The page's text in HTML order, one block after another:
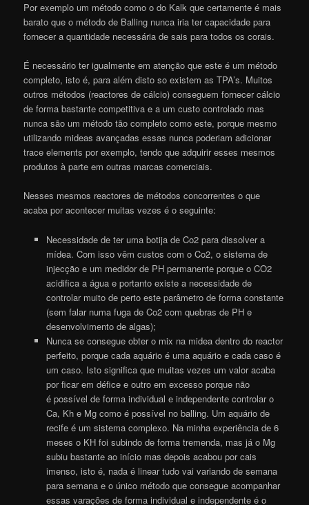
Por exemplo um método como o do Kalk que certamente é mais
barato que o método de Balling nunca iria ter capacidade para
fornecer a quantidade necessária de sais para todos os corais.
É necessário ter igualmente em atenção que este é um método
completo, isto é, para além disto so existem as TPA’s. Muitos
outros métodos (reactores de cálcio) conseguem fornecer cálcio
de forma bastante competitiva e a um custo controlado mas
nunca são um método tão completo como este, porque mesmo
utilizando mideas avançadas essas nunca poderiam adicionar
trace elements por exemplo, tendo que adquirir esses mesmos
produtos à parte em outras marcas comerciais.
Nesses mesmos reactores de métodos concorrentes o que
acaba por acontecer muitas vezes é o seguinte:
Necessidade de ter uma botija de Co2 para dissolver a
mídea. Com isso vêm custos com o Co2, o sistema de
injecção e um medidor de PH permanente porque o CO2
acidifica a água e portanto existe a necessidade de
controlar muito de perto este parâmetro de forma constante
(sem falar numa fuga de Co2 com quebras de PH e
desenvolvimento de algas);
Nunca se consegue obter o mix na midea dentro do reactor
perfeito, porque cada aquário é uma aquário e cada caso é
um caso. Isto significa que muitas vezes um valor acaba
por ficar em défice e outro em excesso porque não
é possível de forma individual e independente controlar o
Ca, Kh e Mg como é possível no balling. Um aquário de
recife é um sistema complexo. Na minha experiência de 6
meses o KH foi subindo de forma tremenda, mas já o Mg
subiu bastante ao início mas depois acabou por cais
imenso, isto é, nada é linear tudo vai variando de semana
para semana e o único método que consegue acompanhar
essas varações de forma individual e independente é o